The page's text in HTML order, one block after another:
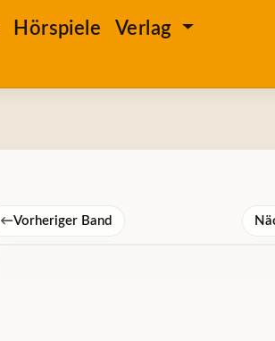
Hörspiele Verlag
←Vorheriger Band